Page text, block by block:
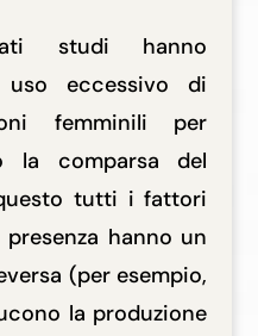
studi hanno
eccessivo di
femminili per
la comparsa del
tutti i fattori
hanno un
(per esempio,
la produzione